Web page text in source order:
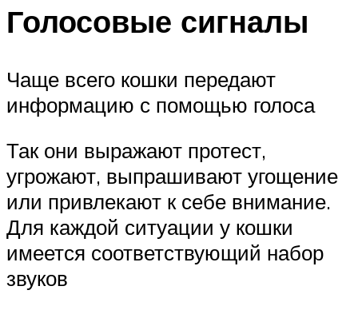
Голосовые сигналы
Чаще всего кошки передают
информацию с помощью голоса
Так они выражают протест,
угрожают, выпрашивают угощение
или привлекают к себе внимание.
Для каждой ситуации у кошки
имеется соответствующий набор
звуков